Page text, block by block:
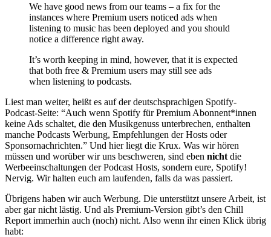
We have good news from our teams – a fix for the
instances where Premium users noticed ads when
listening to music has been deployed and you should
notice a difference right away.
It’s worth keeping in mind, however, that it is expected
that both free & Premium users may still see ads
when listening to podcasts.
Liest man weiter, heißt es auf der deutschsprachigen Spotify-
Podcast-Seite: “Auch wenn Spotify für Premium Abonnent*innen
keine Ads schaltet, die den Musikgenuss unterbrechen, enthalten
manche Podcasts Werbung, Empfehlungen der Hosts oder
Sponsornachrichten.” Und hier liegt die Krux. Was wir hören
müssen und worüber wir uns beschweren, sind eben nicht die
Werbeeinschaltungen der Podcast Hosts, sondern eure, Spotify!
Nervig. Wir halten euch am laufenden, falls da was passiert.
Übrigens haben wir auch Werbung. Die unterstützt unsere Arbeit, ist
aber gar nicht lästig. Und als Premium-Version gibt’s den Chill
Report immerhin auch (noch) nicht. Also wenn ihr einen Klick übrig
habt: